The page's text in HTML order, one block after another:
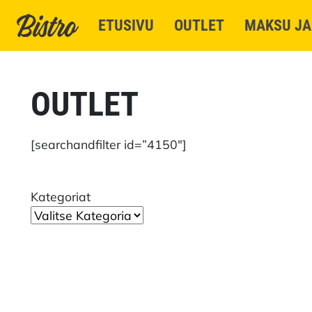
ETUSIVU OUTLET MAKSU
OUTLET
[searchandfilter id=”4150″]
Kategoriat